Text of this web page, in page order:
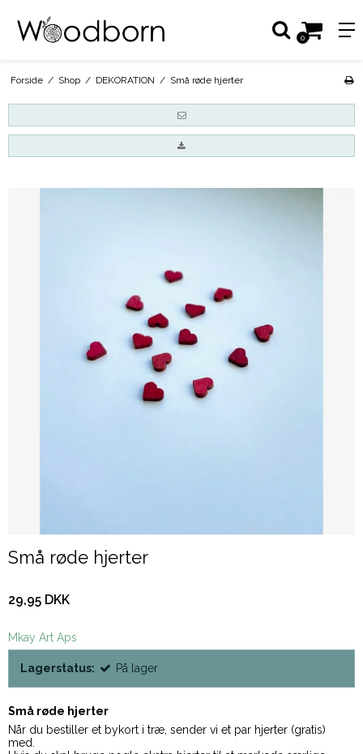
0
Forside / Shop / DEKORATION / Små røde hjerter
Små røde hjerter
29,95 DKK
Mkay Art Aps
Lagerstatus: På lager
Små røde hjerter
Når du bestiller et bykort i træ, sender vi et par hjerter (gratis)
med.